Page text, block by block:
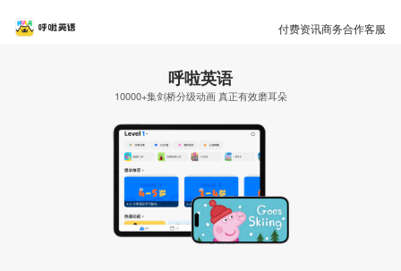
付费资讯商务合作客服
呼啦英语
10000+集剑桥分级动画 真正有效磨耳朵